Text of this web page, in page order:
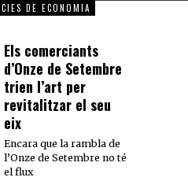
DE ECONOMIA
Els comerciants
d’Onze de Setembre
trien l’art per
revitalitzar el seu
eix
Encara que la rambla de
l’Onze de Setembre no té
el flux